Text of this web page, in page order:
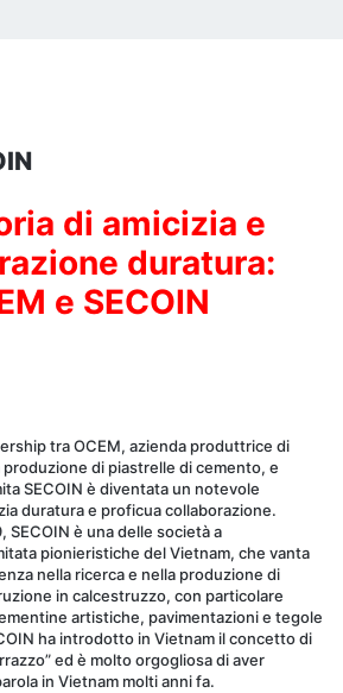
di amicizia e
duratura:
e SECOIN
tra OCEM, azienda produttrice di
produzione di piastrelle di cemento, e
SECOIN è diventata un notevole
duratura e proficua collaborazione.
SECOIN è una delle società a
pionieristiche del Vietnam, che vanta
nella ricerca e nella produzione di
in calcestruzzo, con particolare
artistiche, pavimentazioni e tegole
ha introdotto in Vietnam il concetto di
ed è molto orgogliosa di aver
in Vietnam molti anni fa.